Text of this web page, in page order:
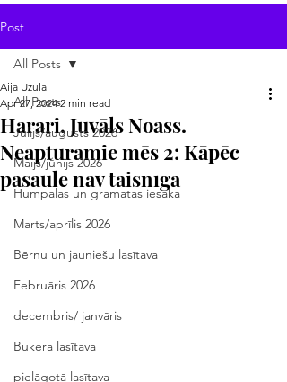
Post
All Posts
Jūlijs/augusts 2026
Maijs/jūnijs 2026
Humpalas un grāmatas iesaka
Marts/aprīlis 2026
Bērnu un jauniešu lasītava
Februāris 2026
decembris/ janvāris
Bukera lasītava
pielāgotā lasītava
All Posts
Harari, Juvāls Noass.
Neapturamie mēs 2: Kāpēc
pasaule nav taisnīga
Aija Uzula
Apr 27, 2024 2 min read